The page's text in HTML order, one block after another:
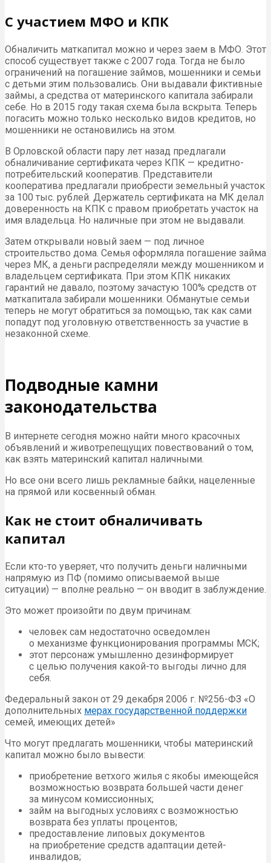
С участием МФО и КПК
Обналичить маткапитал можно и через заем в МФО. Этот
способ существует также с 2007 года. Тогда не было
ограничений на погашение займов, мошенники и семьи
с детьми этим пользовались. Они выдавали фиктивные
займы, а средства от материнского капитала забирали
себе. Но в 2015 году такая схема была вскрыта. Теперь
погасить можно только несколько видов кредитов, но
мошенники не остановились на этом.
В Орловской области пару лет назад предлагали
обналичивание сертификата через КПК — кредитно-
потребительский кооператив. Представители
кооператива предлагали приобрести земельный участок
за 100 тыс. рублей. Держатель сертификата на МК делал
доверенность на КПК с правом приобретать участок на
имя владельца. Но наличные при этом не выдавали.
Затем открывали новый заем — под личное
строительство дома. Семья оформляла погашение займа
через МК, а деньги распределяли между мошенником и
владельцем сертификата. При этом КПК никаких
гарантий не давало, поэтому зачастую 100% средств от
маткапитала забирали мошенники. Обманутые семьи
теперь не могут обратиться за помощью, так как сами
попадут под уголовную ответственность за участие в
незаконной схеме.
Подводные камни
законодательства
В интернете сегодня можно найти много красочных
объявлений и животрепещущих повествований о том,
как взять материнский капитал наличными.
Но все они всего лишь рекламные байки, нацеленные
на прямой или косвенный обман.
Как не стоит обналичивать
капитал
Если кто-то уверяет, что получить деньги наличными
напрямую из ПФ (помимо описываемой выше
ситуации) — вполне реально — он вводит в заблуждение.
Это может произойти по двум причинам:
человек сам недостаточно осведомлен
о механизме функционирования программы МСК;
этот персонаж умышленно дезинформирует
с целью получения какой-то выгоды лично для
себя.
Федеральный закон от 29 декабря 2006 г. №256-ФЗ «О
дополнительных мерах государственной поддержки
семей, имеющих детей»
Что могут предлагать мошенники, чтобы материнский
капитал можно было вывести:
приобретение ветхого жилья с якобы имеющейся
возможностью возврата большей части денег
за минусом комиссионных;
займ на выгодных условиях с возможностью
возврата без уплаты процентов;
предоставление липовых документов
на приобретение средств адаптации детей-
инвалидов;